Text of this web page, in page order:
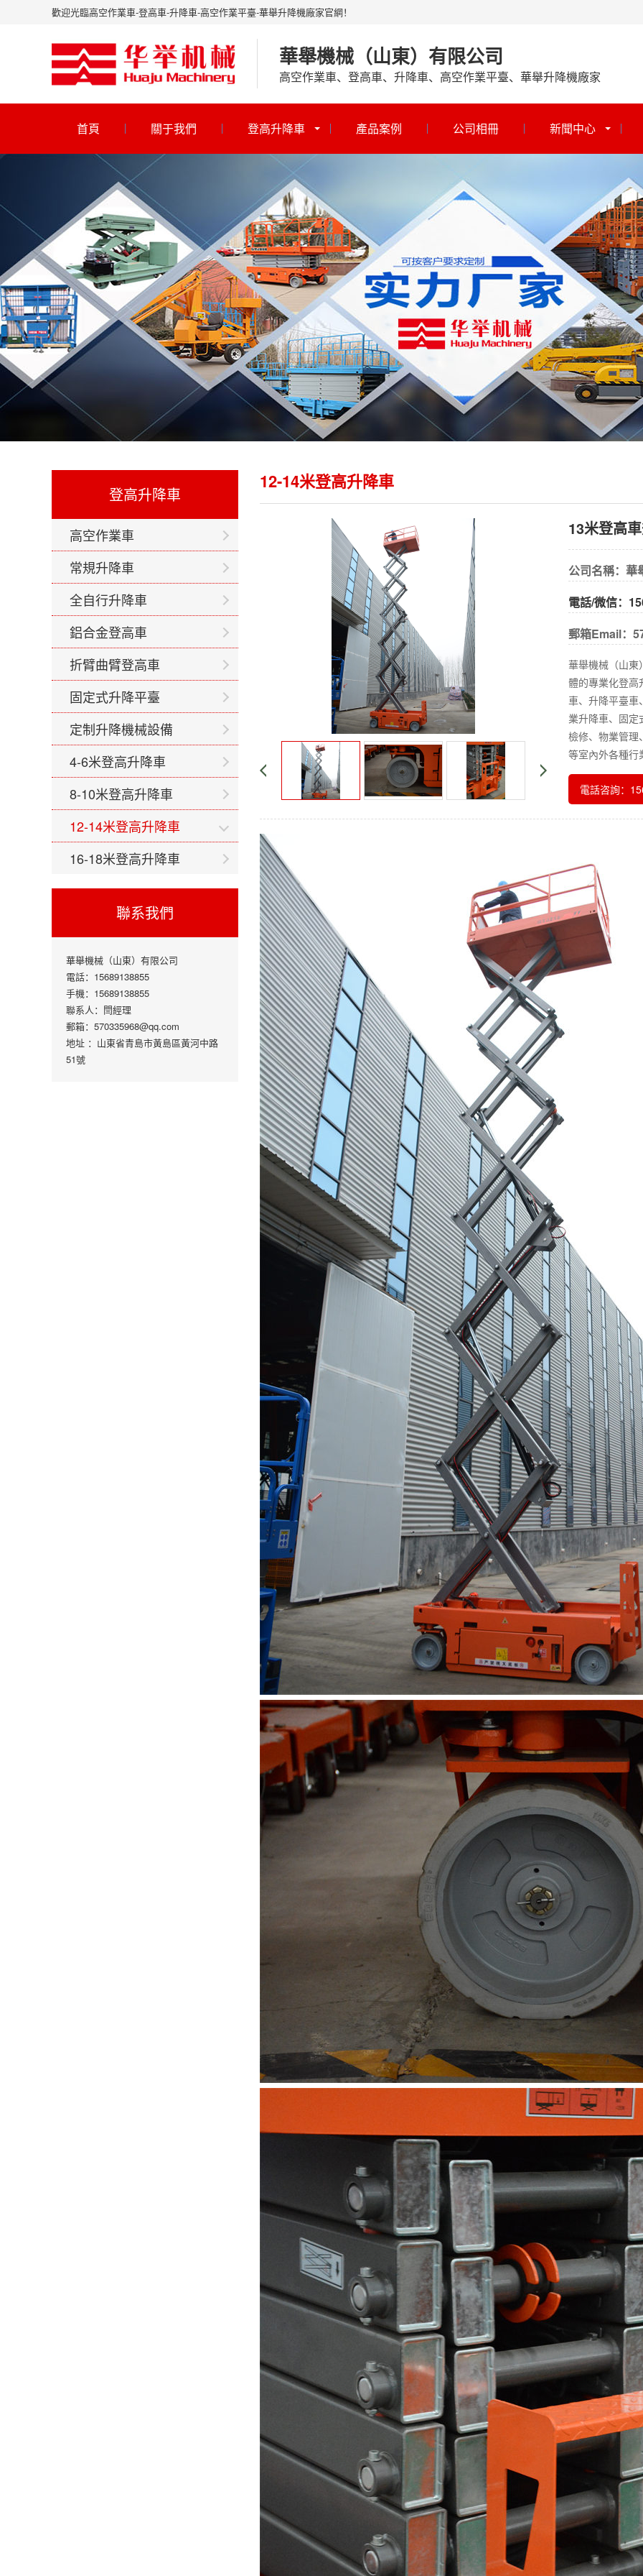
歡迎光臨高空作業車-登高車-升降車-高空作業平臺-華舉升降機廠家官網！
華舉機械（山東）有限公司
高空作業車、登高車、升降車、高空作業平臺、華舉升降機廠家
首頁 關于我們 登高升降車 產品案例 公司相冊 新聞中心
登高升降車
高空作業車
常規升降車
全自行升降車
鋁合金登高車
折臂曲臂登高車
固定式升降平臺
定制升降機械設備
4-6米登高升降車
8-10米登高升降車
12-14米登高升降車
16-18米登高升降車
聯系我們
華舉機械（山東）有限公司
電話：15689138855
手機：15689138855
聯系人：閆經理
郵箱：570335968@qq.com
地址 ：山東省青島市黃島區黃河中路
51號
12-14米登高升降車
13米登高
公司名稱：華
電話/微信：
郵箱Email：
華舉機械（山東
體的專業化登高
車、升降平臺車
業升降車、固
檢修、物業管理
等室內外各種行
電話咨詢：